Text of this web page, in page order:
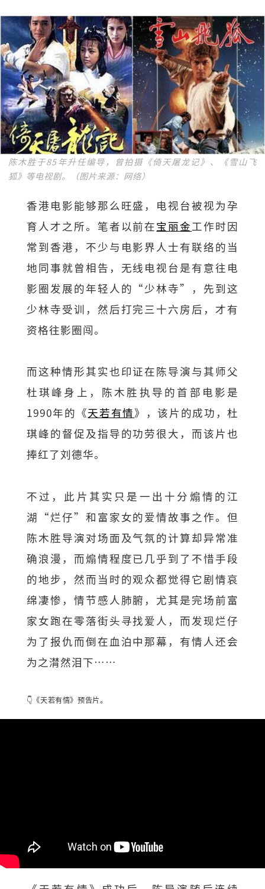
陈木胜于85年升任编导，曾拍摄《倚天屠龙记》、《雪山飞
狐》等电视剧。（图片来源：网络）
香港电影能够那么旺盛，电视台被视为孕
育人才之所。笔者以前在宝丽金工作时因
常到香港，不少与电影界人士有联络的当
地同事就曾相告，无线电视台是有意往电
影圈发展的年轻人的“少林寺”，先到这
少林寺受训，然后打完三十六房后，才有
资格往影圈闯。
而这种情形其实也印证在陈导演与其师父
杜琪峰身上，陈木胜执导的首部电影是
1990年的《天若有情》，该片的成功，杜
琪峰的督促及指导的功劳很大，而该片也
捧红了刘德华。
不过，此片其实只是一出十分煽情的江
湖“烂仔”和富家女的爱情故事之作。但
陈木胜导演对场面及气氛的计算却异常准
确浪漫，而煽情程度已几乎到了不惜手段
的地步，然而当时的观众都觉得它剧情哀
绵凄惨，情节感人肺腑，尤其是完场前富
家女跑在零落街头寻找爱人，而发现烂仔
为了报仇而倒在血泊中那幕，有情人还会
为之潸然泪下……
👇《天若有情》预告片。